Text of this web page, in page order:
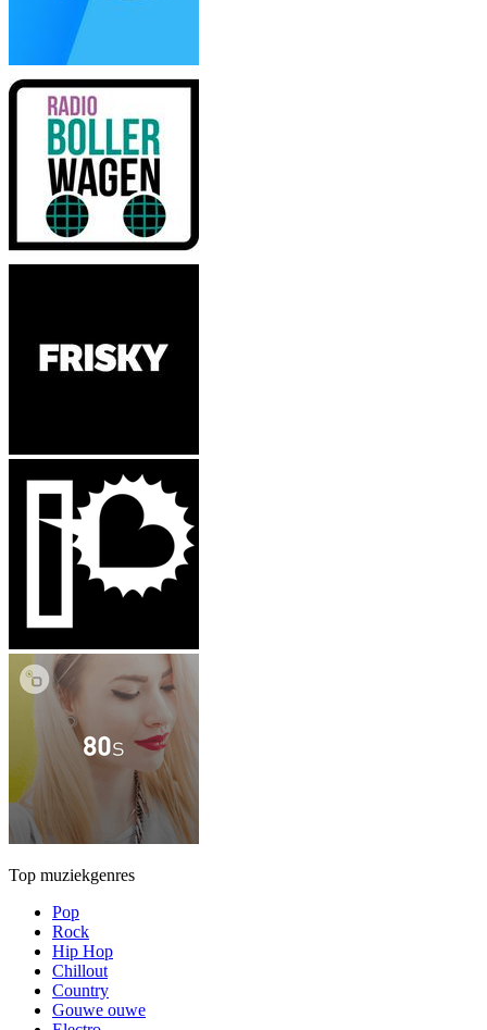
Top muziekgenres
Pop
Rock
Hip Hop
Chillout
Country
Gouwe ouwe